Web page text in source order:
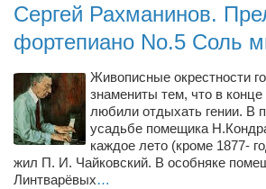
Оптика — Медтехника
Тенториум -центр
Кафе, клубы, рестораны
«Винегрет» —
«ЧАЙ — КАВА» магазин
Сергей Рахманинов.
фортепиано No.5 Соль
Живописные окрестности
знамениты тем, что в конце
любили отдыхать гении. В
усадьбе помещика
каждое лето (кроме 1877-
жил П. И. Чайковский. В особняке
Линтварёвых…